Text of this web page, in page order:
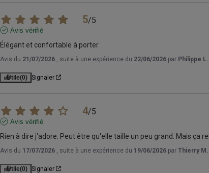
5/5
Avis vérifié
Élégant et confortable à porter.
Avis du 21/07/2026 , suite à une expérience du 22/06/2026 par Philippe L.
Utile(0) Signaler
4/5
Avis vérifié
Rien à dire j'adore. Peut être qu'elle taille un peu grand. Mais ça
Avis du 17/07/2026 , suite à une expérience du 19/06/2026 par Thierry M.
Utile(0) Signaler